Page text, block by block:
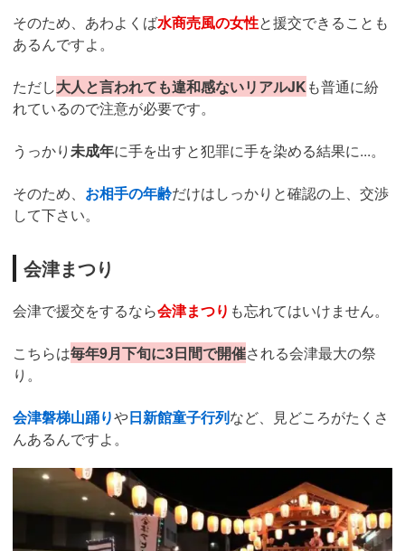
そのため、あわよくば水商売風の女性と援交できることも
あるんですよ。
ただし大人と言われても違和感ないリアルJKも普通に紛
れているので注意が必要です。
うっかり未成年に手を出すと犯罪に手を染める結果に...。
そのため、 お相手の年齢だけはしっかりと確認の上、交渉
して下さい。
会津まつり
会津で援交をするなら会津まつり も忘れてはいけません。
こちらは毎年9月下旬に3日間で開催される会津最大の祭
り。
会津磐梯山踊りや日新館童子行列など、見どころがたくさ
んあるんですよ。